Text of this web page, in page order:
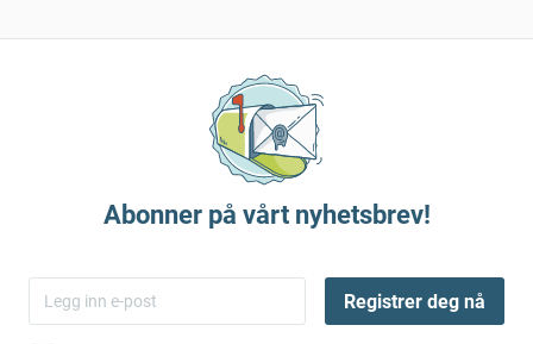
Abonner på vårt nyhetsbrev!
Registrer deg nå